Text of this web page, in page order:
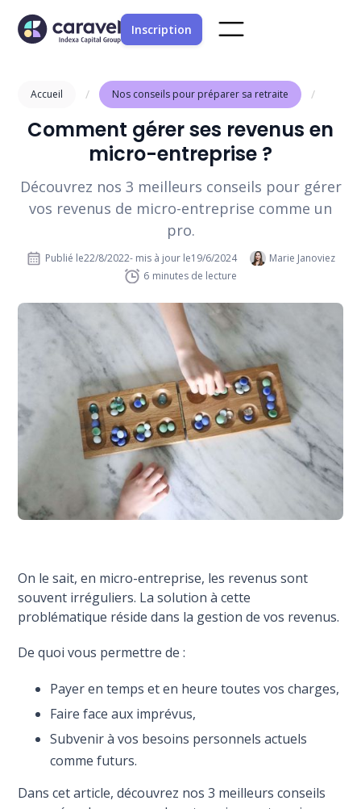
Inscription
Accueil / Nos conseils pour préparer sa retraite /
Comment gérer ses revenus en
micro-entreprise ?
Découvrez nos 3 meilleurs conseils pour gérer
vos revenus de micro-entreprise comme un
pro.
Publié le22/8/2022- mis à jour le19/6/2024
Marie Janoviez
6 minutes de lecture
On le sait, en micro-entreprise, les revenus sont
souvent irréguliers. La solution à cette
problématique réside dans la gestion de vos revenus.
De quoi vous permettre de :
Payer en temps et en heure toutes vos charges,
Faire face aux imprévus,
Subvenir à vos besoins personnels actuels
comme futurs.
Dans cet article, découvrez nos 3 meilleurs conseils